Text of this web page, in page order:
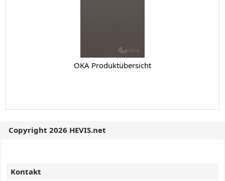
OKA Produktübersicht
Copyright 2026 HEVIS.net
Kontakt